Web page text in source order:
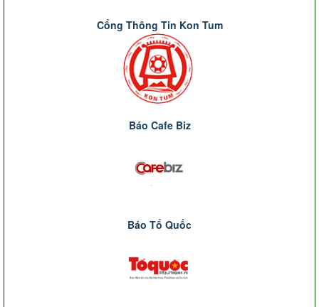
Cổng Thông Tin Kon Tum
Báo Cafe Biz
Báo Tổ Quốc